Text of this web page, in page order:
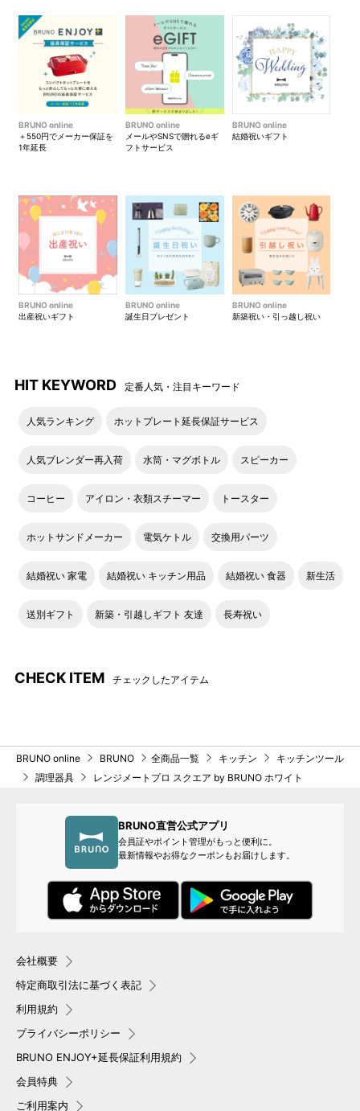
BRUNO online
＋550円でメーカー保証を
1年延長
BRUNO online
メールやSNSで贈れるeギ
フトサービス
BRUNO online
結婚祝いギフト
BRUNO online
出産祝いギフト
BRUNO online
誕生日プレゼント
BRUNO online
新築祝い・引っ越し祝い
HIT KEYWORD 定番人気・注目キーワード
人気ランキング ホットプレート延長保証サービス
人気ブレンダー再入荷 水筒・マグボトル スピーカー
コーヒー アイロン・衣類スチーマー トースター
ホットサンドメーカー 電気ケトル 交換用パーツ
結婚祝い 家電 結婚祝い キッチン用品 結婚祝い 食器 新生活
送別ギフト 新築・引越しギフト 友達 長寿祝い
CHECK ITEM チェックしたアイテム
BRUNO online BRUNO 全商品一覧 キッチン
キッチンツール
調理器具
レンジメートプロ スクエア by BRUNO ホワイト
BRUNO直営公式アプリ
会員証やポイント管理がもっと便利に。
最新情報やお得なクーポンもお届けします。
会社概要
特定商取引法に基づく表記
利用規約
プライバシーポリシー
BRUNO ENJOY+延長保証利用規約
会員特典
ご利用案内